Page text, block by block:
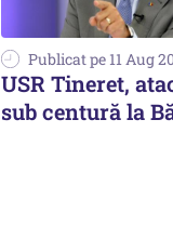
Publicat pe 11 Aug
USR Tineret,
sub centură la